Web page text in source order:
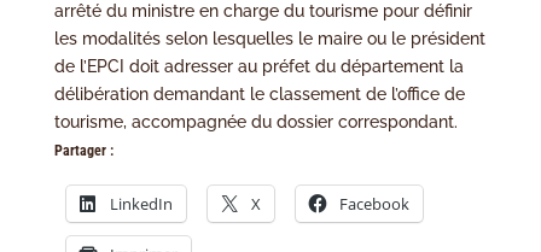
arrêté du ministre en charge du tourisme pour définir
les modalités selon lesquelles le maire ou le président
de l’EPCI doit adresser au préfet du département la
délibération demandant le classement de l’office de
tourisme, accompagnée du dossier correspondant.
Partager :
LinkedIn X Facebook